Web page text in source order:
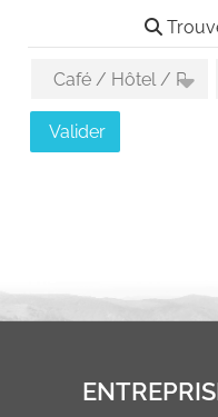
Choix des activités
Valider